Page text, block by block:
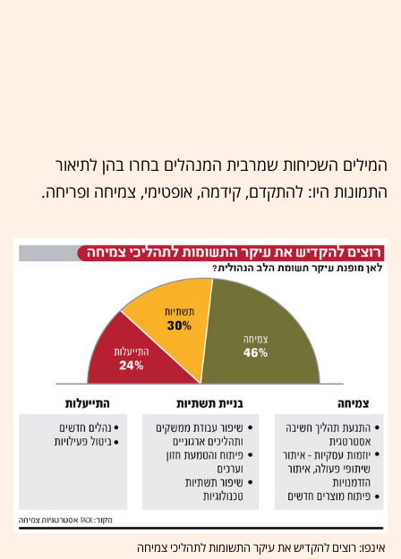
המילים השכיחות שמרבית המנהלים בחרו בהן לתיאור
התמונות היו: להתקדם, קידמה, אופטימי, צמיחה ופריחה.
אינפו: רוצים להקדיש את עיקר התשומות לתהליכי צמיחה